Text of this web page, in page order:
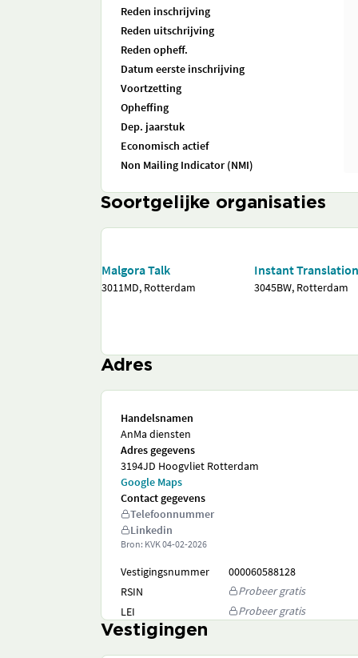
Reden inschrijving
Reden uitschrijving
Reden opheff.
Datum eerste inschrijving
Voortzetting
Opheffing
Dep. jaarstuk
Economisch actief
Non Mailing Indicator (NMI)
Soortgelijke organisaties
Malgora Talk
3011MD, Rotterdam
Instant
3045BW, Rotterdam
Adres
Handelsnamen
AnMa diensten
Adres gegevens
3194JD Hoogvliet Rotterdam
Google Maps
Contact gegevens
Telefoonnummer
Linkedin
Bron: KVK04-02-2026
Vestigingsnummer
000060588128
RSIN
Probeer gratis
LEI
Probeer gratis
Vestigingen